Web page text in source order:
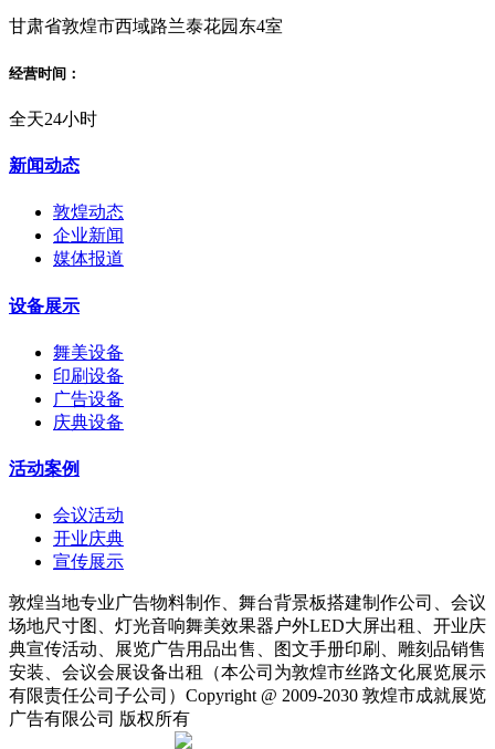
甘肃省敦煌市西域路兰泰花园东4室
经营时间：
全天24小时
新闻动态
敦煌动态
企业新闻
媒体报道
设备展示
舞美设备
印刷设备
广告设备
庆典设备
活动案例
会议活动
开业庆典
宣传展示
敦煌当地专业广告物料制作、舞台背景板搭建制作公司、会议
场地尺寸图、灯光音响舞美效果器户外LED大屏出租、开业庆
典宣传活动、展览广告用品出售、图文手册印刷、雕刻品销售
安装、会议会展设备出租（本公司为敦煌市丝路文化展览展示
有限责任公司子公司）Copyright @ 2009-2030 敦煌市成就展览
广告有限公司 版权所有